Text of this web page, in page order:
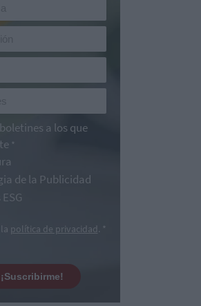
a los que
*
de la Publicidad
política de privacidad. *
¡Suscribirme!